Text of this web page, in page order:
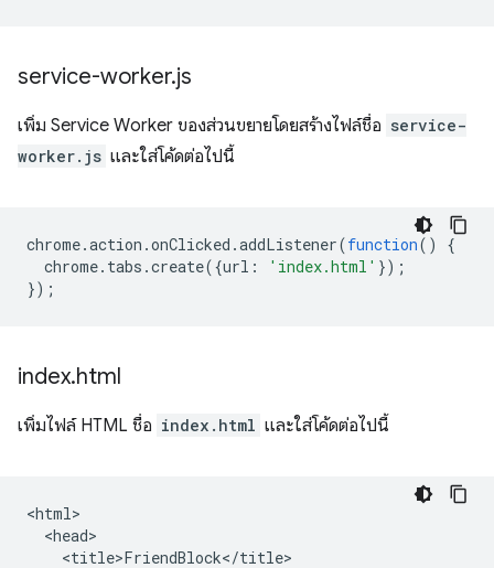
service-worker.js
เพิ่ม Service Worker ของส่วนขยายโดยสร้างไฟล์ชื่อ service-
worker.js และใส่โค้ดต่อไปนี้
chrome.action .onClicked .addListener(function()
{
chrome. tabs .create({url : 'index.html' });
});
index.html
เพิ่มไฟล์ HTML ชื่อ index.html และใส่โค้ดต่อไปนี้
<html>
  <head>
    <title>FriendBlock</title>